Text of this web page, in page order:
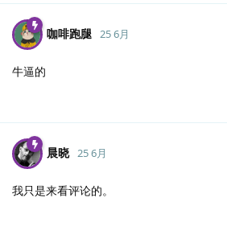
咖啡跑腿 25 6月
牛逼的
晨晓 25 6月
我只是来看评论的。